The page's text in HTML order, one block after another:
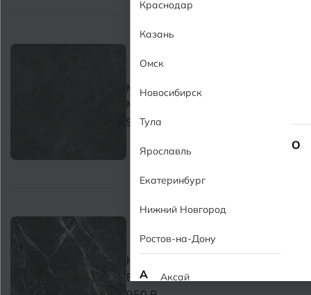
Мадейра темно-серый MT
Madeira Gray Dark MT
950 ₽
Ниагара черный MT Niagara
Black MT
Краснодар
Казань
Омск
Новосибирск
Тула
Ярославль
Екатеринбург
Нижний Новгород
Ростов-на-Дону
А Аксай
О